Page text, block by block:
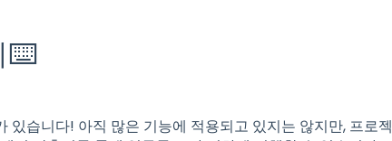
⌨️
습니다! 아직 많은 기능에 적용되고 있지는 않지만, 프로젝